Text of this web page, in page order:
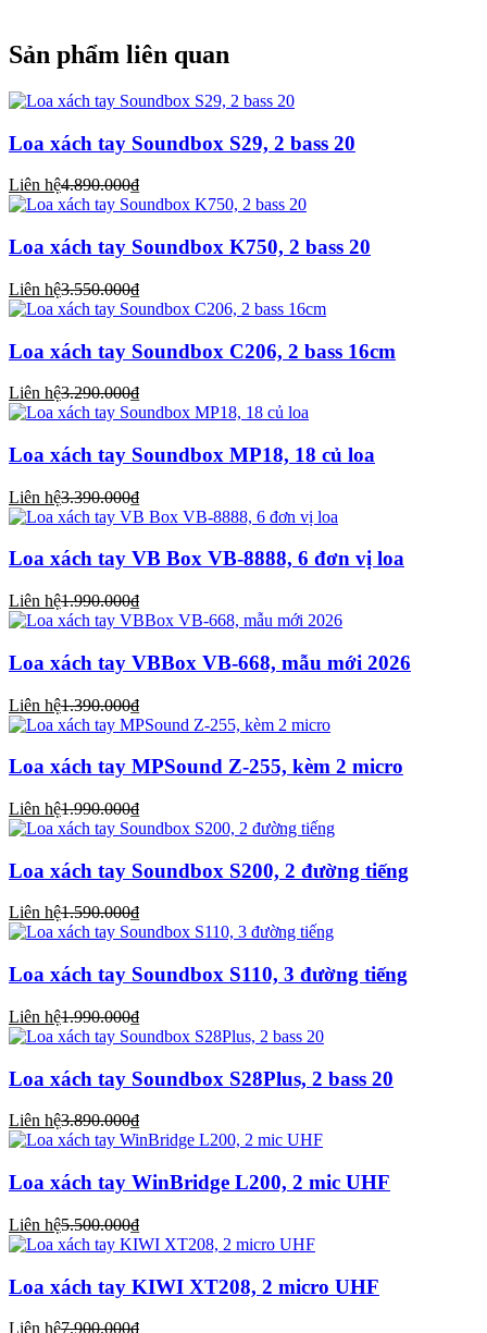
Sản phẩm liên quan
Loa xách tay Soundbox S29, 2 bass 20
Liên hệ4.890.000₫
Loa xách tay Soundbox K750, 2 bass 20
Liên hệ3.550.000₫
Loa xách tay Soundbox C206, 2 bass 16cm
Liên hệ3.290.000₫
Loa xách tay Soundbox MP18, 18 củ loa
Liên hệ3.390.000₫
Loa xách tay VB Box VB-8888, 6 đơn vị loa
Liên hệ1.990.000₫
Loa xách tay VBBox VB-668, mẫu mới 2026
Liên hệ1.390.000₫
Loa xách tay MPSound Z-255, kèm 2 micro
Liên hệ1.990.000₫
Loa xách tay Soundbox S200, 2 đường tiếng
Liên hệ1.590.000₫
Loa xách tay Soundbox S110, 3 đường tiếng
Liên hệ1.990.000₫
Loa xách tay Soundbox S28Plus, 2 bass 20
Liên hệ3.890.000₫
Loa xách tay WinBridge L200, 2 mic UHF
Liên hệ5.500.000₫
Loa xách tay KIWI XT208, 2 micro UHF
Liên hệ7.900.000₫